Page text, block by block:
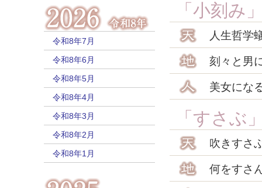
令和8年7月
令和8年6月
令和8年5月
令和8年4月
令和8年3月
令和8年2月
令和8年1月
「小刻み
人生哲学
刻々と男
美女にな
「すさぶ
吹きすさ
何をすさ